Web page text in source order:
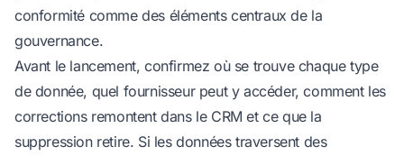
conformité comme des éléments centraux de la
gouvernance.
Avant le lancement, confirmez où se trouve chaque type
de donnée, quel fournisseur peut y accéder, comment les
corrections remontent dans le CRM et ce que la
suppression retire. Si les données traversent des